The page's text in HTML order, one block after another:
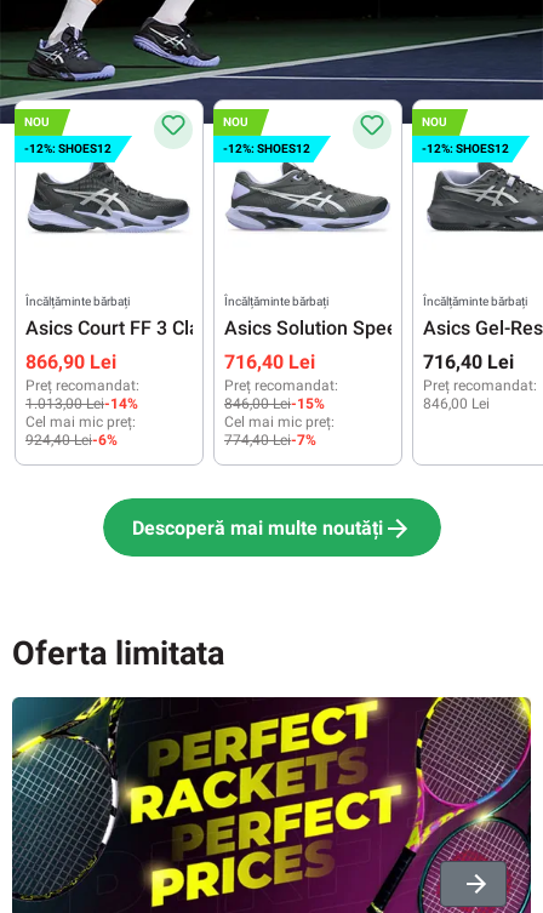
NOU
-12%: SHOES12
Încălțăminte bărbați
Asics Court FF 3 Clay Night Energy - graphite grey/pure
866,90 Lei
Preț recomandat:
1.013,00 Lei-14%
Cel mai mic preț:
924,40 Lei-6%
NOU
-12%: SHOES12
Încălțăminte bărbați
Asics Solution Speed FF 4 Night
716,40 Lei
Preț recomandat:
846,00 Lei-15%
Cel mai mic preț:
774,40 Lei-7%
NOU
-12%: SHOES12
Încălțăminte bărbați
Asics Gel-
716,40 Lei
Preț recomandat:
846,00 Lei
Descoperă mai multe noutăți
Oferta limitata